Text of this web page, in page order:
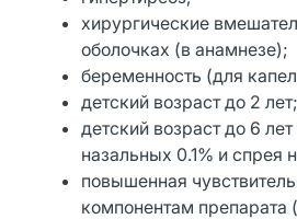
хирургические
оболочках (в анамнезе);
беременность (для
детский возраст до 2 лет;
детский возраст до 6
назальных 0.1% и спрея
повышенная
компонентам препарата